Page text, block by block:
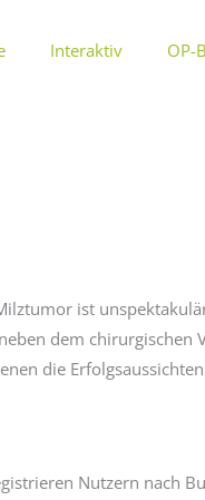
Interaktiv OP-
ist
dem chirurgischen
die
Nutzern nach